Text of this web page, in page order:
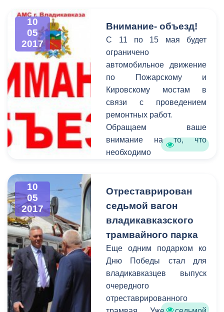
нанес значительный
ущерб зеленым
насаждениям, линиям
электропередач и кровлям
зданий по городу
Владикавказ. Вечером
того же дня в АМС г.
Владикавказа был
сформирован
оперативный штаб по
ликвидации последствий
круглосуточно.
10
05
2017
Внимание- объезд!
C 11 по 15 мая будет
ограничено
автомобильное движение
по Пожарскому и
Кировскому мостам в
связи с проведением
ремонтных работ.
Обращаем ваше
внимание на то, что
необходимо
планируемом перекрытии
в администрацию города.
состоит в том, чтобы АМС
г. Владикавказ имела
возможность
предупредить остальных
граждан города о
временных неудобствах
для передвижения на тех
10
05
2017
Отреставрирован
седьмой вагон
владикавказского
трамвайного парка
Еще одним подарком ко
Дню Победы стал для
владикавказцев выпуск
очередного
отреставрированного